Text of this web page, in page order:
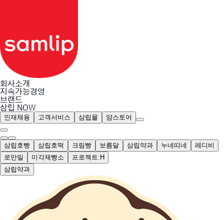
회사소개
지속가능경영
브랜드
삼립 NOW
인재채용 고객서비스 삼립몰 얌스토어
삼립호빵 삼립호떡 크림빵 보름달 삼립약과 누네띠네
레디비
로만밀
미각제빵소
프로젝트:H
삼립약과